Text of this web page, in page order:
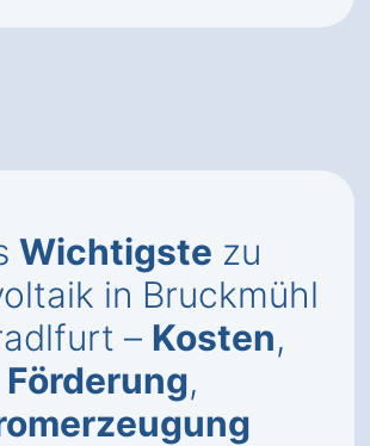
Wichtigste zu
in Bruckmühl
– Kosten,
Förderung,